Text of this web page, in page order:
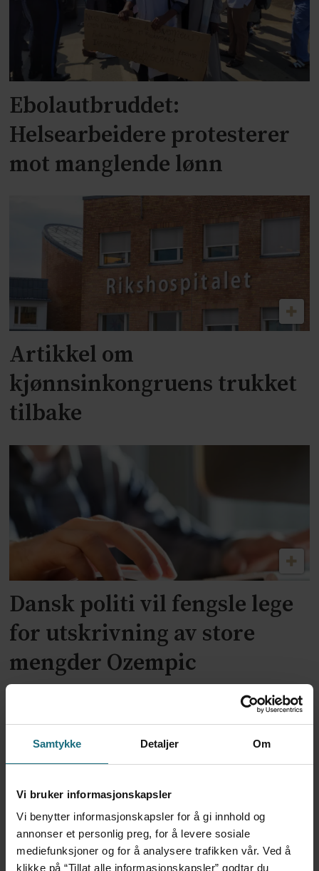
Samtykke Detaljer Om
Vi bruker informasjonskapsler
Vi benytter informasjonskapsler for å gi innhold og
annonser et personlig preg, for å levere sosiale
mediefunksjoner og for å analysere trafikken vår. Ved å
klikke på “Tillat alle informasjonskapsler” godtar du
Ebolautbruddet:
Helsearbeidere protesterer
mot manglende lønn
Artikkel om
kjønnsinkongruens trukket
tilbake
Dansk politi vil fengsle lege
for utskrivning av store
mengder Ozempic
Feilmedisinert i 18 år – får